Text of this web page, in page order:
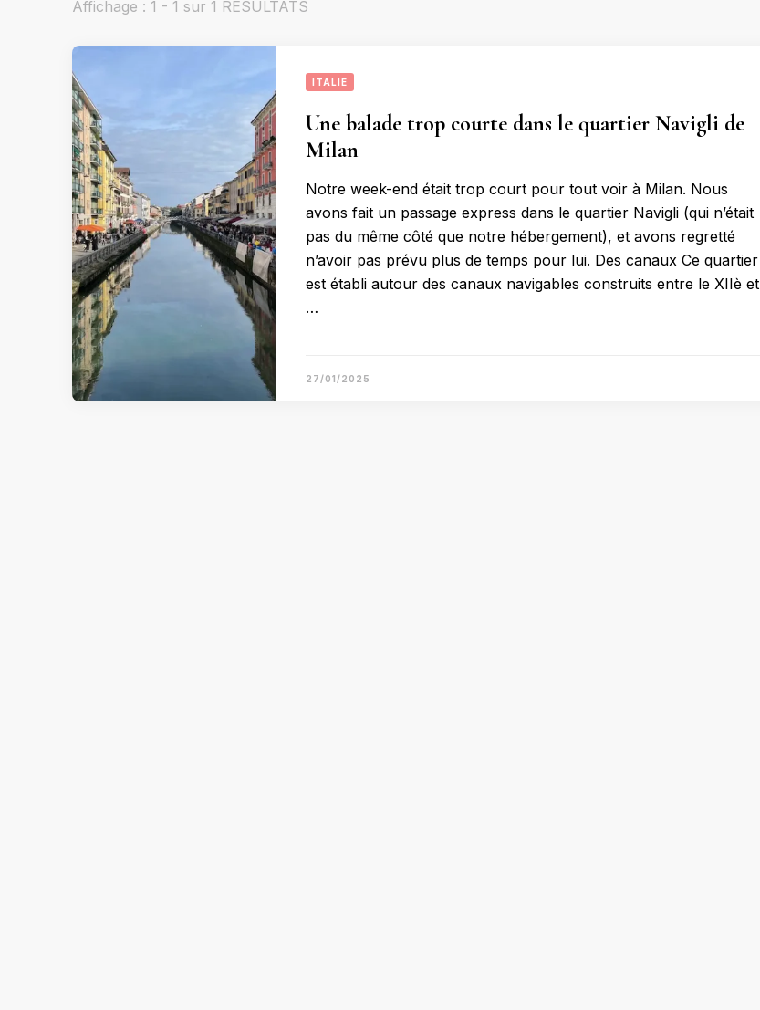
Affichage : 1 - 1 sur 1 RÉSULTATS
ITALIE
Une balade trop courte dans le quartier Navigli de
Milan
Notre week-end était trop court pour tout voir à Milan. Nous
avons fait un passage express dans le quartier Navigli (qui n’était
pas du même côté que notre hébergement), et avons regretté
n’avoir pas prévu plus de temps pour lui. Des canaux Ce quartier
est établi autour des canaux navigables construits entre le XIIè et
…
27/01/2025